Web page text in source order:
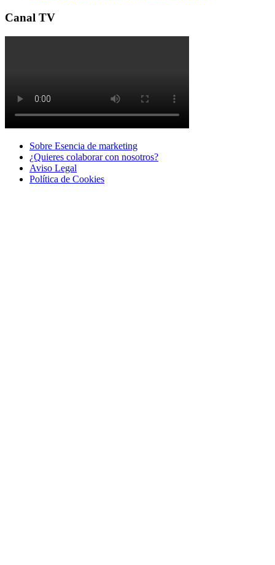
Canal TV
Sobre Esencia de marketing
¿Quieres colaborar con nosotros?
Aviso Legal
Polí­tica de Cookies